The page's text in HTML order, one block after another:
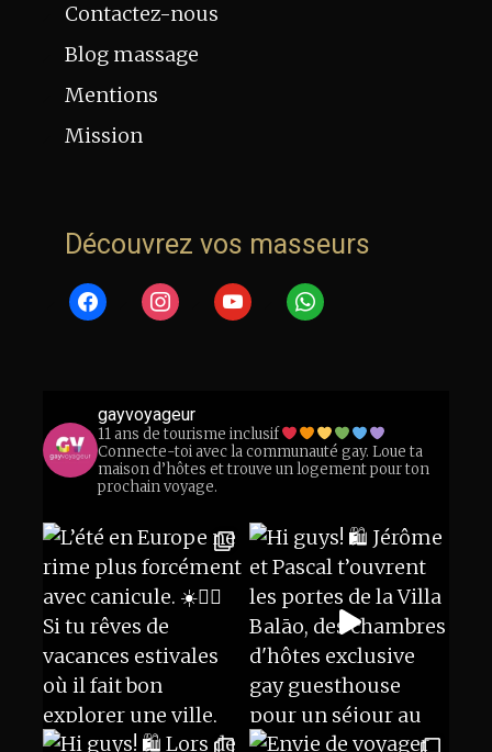
Contactez-nous
Blog massage
Mentions
Mission
Découvrez vos masseurs
facebookinstagramyoutubewhatsapp
gayvoyageur
11 ans de tourisme inclusif
Connecte-toi avec la communauté gay. Loue ta
maison d’hôtes et trouve un logement pour ton
prochain voyage.